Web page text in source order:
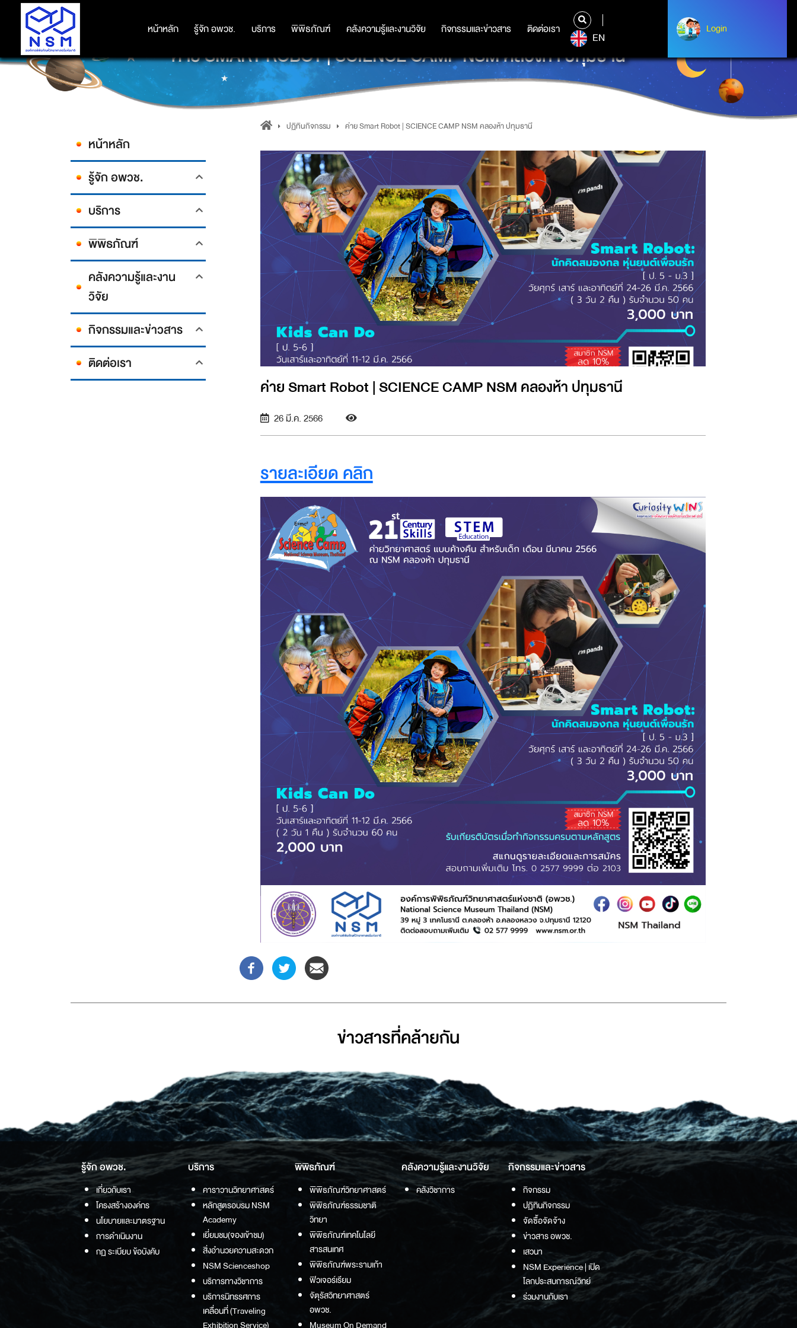
หน้าหลัก รู้จัก อพวช. บริการ พิพิธภัณฑ์ คลังความรู้และงานวิจัย กิจกรรมและข่าวสาร ติดต่อเรา
หน้าหลัก รู้จัก อพวช. บริการ พิพิธภัณฑ์ คลังความรู้และงานวิจัย กิจกรรมและข่าวสาร ติดต่อเรา
EN
Login
Login
ค่าย SMART ROBOT | SCIENCE CAMP NSM คลองห้า ปทุมธานี
หน้าหลัก
รู้จัก อพวช.
บริการ
พิพิธภัณฑ์
คลังความรู้และงาน
วิจัย
กิจกรรมและข่าวสาร
ติดต่อเรา
ปฏิทินกิจกรรม ค่าย Smart Robot | SCIENCE CAMP NSM คลองห้า ปทุมธานี
ค่าย Smart Robot | SCIENCE CAMP NSM คลองห้า ปทุมธานี
26 มี.ค. 2566
รายละเอียด คลิก
ข่าวสารที่่คล้ายกัน
รู้จัก อพวช.
เกี่ยวกับเรา
โครงสร้างองค์กร
นโยบายและมาตรฐาน
การดำเนินงาน
กฏ ระเบียบ ข้อบังคับ
บริการ
คาราวานวิทยาศาสตร์
หลักสูตรอบรม NSM
Academy
เยี่ยมชม(จองเข้าชม)
สิ่งอำนวยความสะดวก
NSM Scienceshop
บริการทางวิชาการ
บริการนิทรรศการ
เคลื่อนที่ (Traveling
พิพิธภัณฑ์
พิพิธภัณฑ์วิทยาศาสตร์
พิพิธภัณฑ์ธรรมชาติ
วิทยา
พิพิธภัณฑ์เทคโนโลยี
สารสนเทศ
พิพิธภัณฑ์พระรามเก้า
ฟิวเจอร์เรียม
จัตุรัสวิทยาศาสตร์
อพวช.
คลังความรู้และงานวิจัย
คลังวิชาการ
กิจกรรมและข่าวสาร
กิจกรรม
ปฏิทินกิจกรรม
จัดซื้อจัดจ้าง
ข่าวสาร อพวช.
เสวนา
NSM Experience | เปิด
โลกประสบการณ์วิทย์
ร่วมงานกับเรา